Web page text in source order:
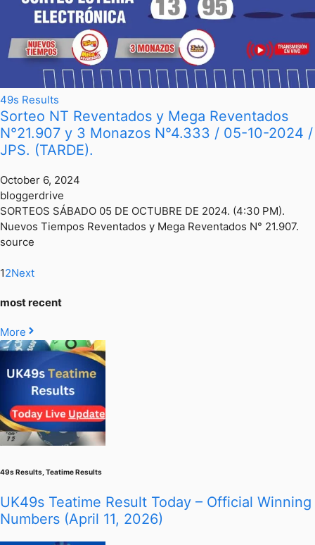
49s Results
Sorteo NT Reventados y Mega Reventados
N°21.907 y 3 Monazos N°4.333 / 05-10-2024 /
JPS. (TARDE).
October 6, 2024
bloggerdrive
SORTEOS SÁBADO 05 DE OCTUBRE DE 2024. (4:30 PM).
Nuevos Tiempos Reventados y Mega Reventados N° 21.907.
source
12Next
most recent
More
49s Results Teatime Results
UK49s Teatime Result Today – Official Winning
Numbers (April 11, 2026)